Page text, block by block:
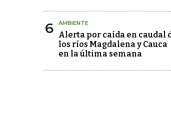
6 AMBIENTE
Alerta por caída en caudal
los ríos Magdalena y Cauca
en la última semana